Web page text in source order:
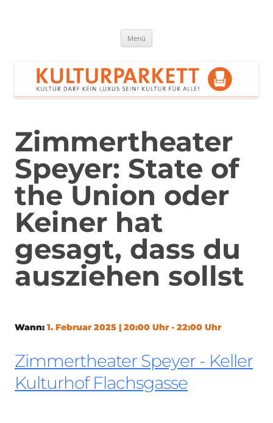
Menü
Zimmertheater
Speyer: State of
the Union oder
Keiner hat
gesagt, dass du
ausziehen sollst
Wann: 1. Februar 2025 | 20:00 Uhr - 22:00 Uhr
Zimmertheater Speyer - Keller
Kulturhof Flachsgasse